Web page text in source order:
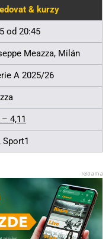
& kurzy
od 20:45
Meazza, Milán
A 2025/26
4,11
Sport1